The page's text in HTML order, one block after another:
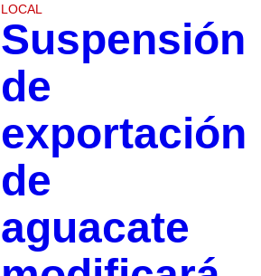
LOCAL
Suspensión
de
exportación
de
aguacate